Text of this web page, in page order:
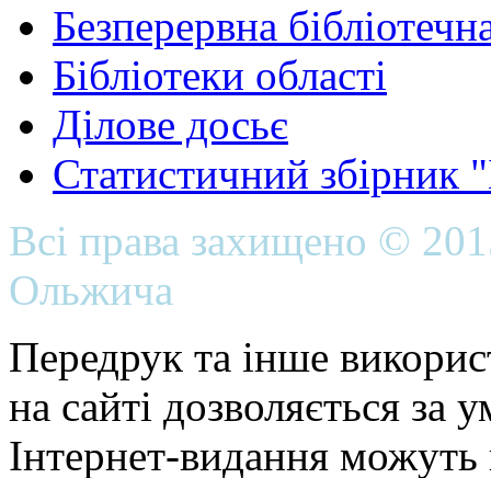
Безперервна
Бібліотеки області
Ділове досьє
Статистичний
Всі права захищено ©
Ольжича
Передрук та інше
на сайті дозволяється
Інтернет-видання можуть